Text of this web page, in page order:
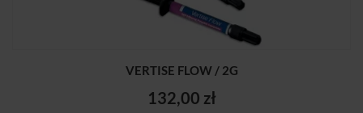
VERTISE FLOW / 2G
132,00 zł